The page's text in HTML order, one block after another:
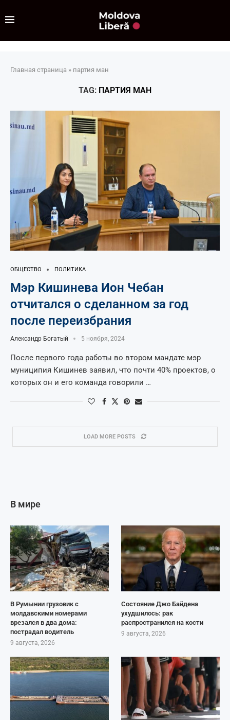
Главная страница » партия ман
TAG: ПАРТИЯ МАН
ОБЩЕСТВО ПОЛИТИКА
Мэр Кишинева Ион Чебан
отчитался о сделанном за год
после переизбрания
Александр Богатый 5 ноября, 2024
После первого года работы во втором мандате мэр
муниципия Кишинев заявил, что почти 40% проектов, о
которых он и его команда говорили …
LOAD MORE POSTS
В мире
В Румынии грузовик с
молдавскими номерами
врезался в два дома:
пострадал водитель
9 августа, 2026
Состояние Джо Байдена
ухудшилось: рак
распространился на кости
9 августа, 2026